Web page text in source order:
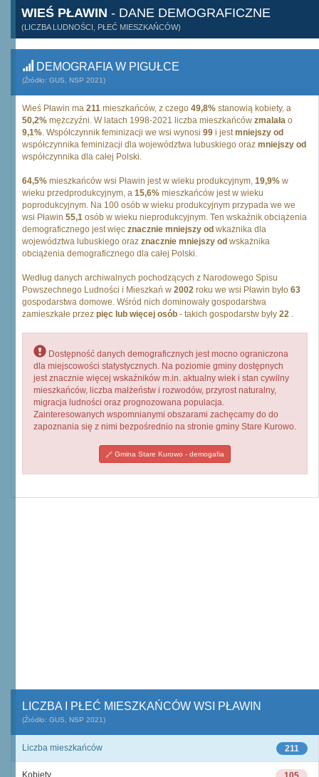
WIEŚ PŁAWIN - DANE DEMOGRAFICZNE
(LICZBA LUDNOŚCI, PŁEĆ MIESZKAŃCÓW)
DEMOGRAFIA W PIGUŁCE
(Źródło: GUS, NSP 2021)
Wieś Pławin ma 211 mieszkańców, z czego 49,8% stanowią kobiety, a
50,2% mężczyźni. W latach 1998-2021 liczba mieszkańców zmalała o
9,1%. Współczynnik feminizacji we wsi wynosi 99 i jestmniejszy od
współczynnika feminizacji dla województwa lubuskiego oraz mniejszy od
współczynnika dla całej Polski.
64,5% mieszkańców wsi Pławin jest w wieku produkcyjnym, 19,9% w
wieku przedprodukcyjnym, a 15,6% mieszkańców jest w wieku
poprodukcyjnym. Na 100 osób w wieku produkcyjnym przypada we we
wsi Pławin 55,1 osób w wieku nieprodukcyjnym. Ten wskaźnik obciążenia
demograficznego jest więc znacznie mniejszy od wkażnika dla
województwa lubuskiego oraz znacznie mniejszy od wskażnika
obciążenia demograficznego dla całej Polski.
Według danych archiwalnych pochodzących z Narodowego Spisu
Powszechnego Ludności i Mieszkań w 2002 roku we wsi Pławin było 63
gospodarstwa domowe. Wśród nich dominowały gospodarstwa
zamieszkałe przez pięc lub więcej osób - takich gospodarstw były 22 .
Dostępność danych demograficznych jest mocno ograniczona
dla miejscowości statystycznych. Na poziomie gminy dostępnych
jest znacznie więcej wskaźników m.in. aktualny wiek i stan cywilny
mieszkańców, liczba małżeństw i rozwodów, przyrost naturalny,
migracja ludności oraz prognozowana populacja.
Zainteresowanych wspomnianymi obszarami zachęcamy do do
zapoznania się z nimi bezpośrednio na stronie gminy Stare Kurowo.
Gmina Stare Kurowo - demogafia
LICZBA I PŁEĆ MIESZKAŃCÓW WSI PŁAWIN
(Źródło: GUS, NSP 2021)
211
Liczba mieszkańców
Kobiety